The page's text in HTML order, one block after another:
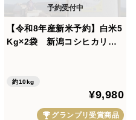
い込みます。
【令和8年産新米予約】白米5
Kg×2袋 新潟コシヒカリ『R
約10kg
¥9,980
グランプリ受賞商品